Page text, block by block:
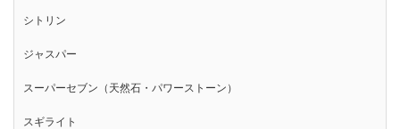
シトリン
ジャスパー
スーパーセブン（天然石・パワーストーン）
スギライト